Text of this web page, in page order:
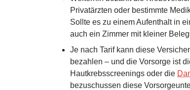
Privatärzten oder bestimmte
Sollte es zu einem Aufenthalt in
auch ein Zimmer mit kleiner
Je nach Tarif kann diese
bezahlen – und die Vorsorge ist
Hautkrebsscreenings oder die
bezuschussen diese